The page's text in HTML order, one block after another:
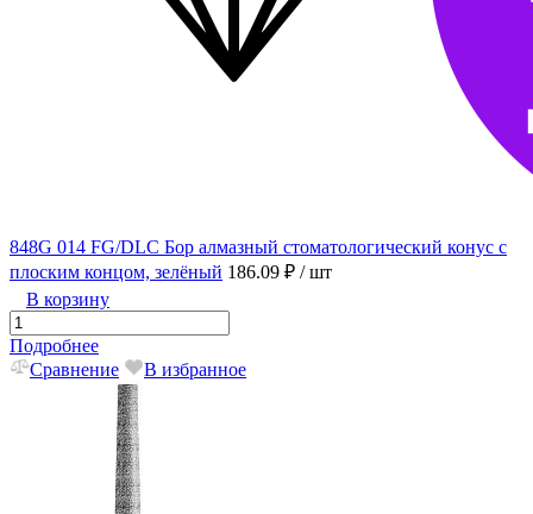
848G 014 FG/DLC Бор алмазный стоматологический конус с
плоским концом, зелёный 186.09 ₽ / шт
В корзину
Подробнее
Сравнение
В избранное